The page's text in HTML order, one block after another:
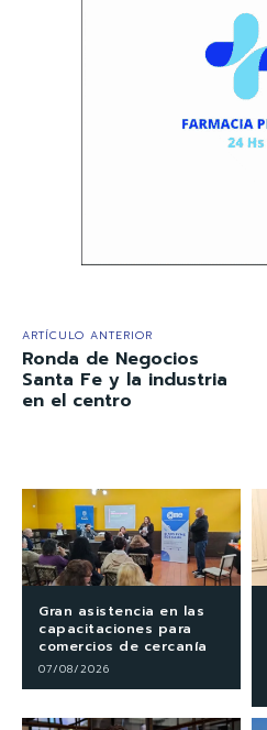
ARTÍCULO ANTERIOR
Ronda de Negocios
Santa Fe y la industria
en el centro
Gran asistencia en las
capacitaciones para
comercios de cercanía
07/08/2026